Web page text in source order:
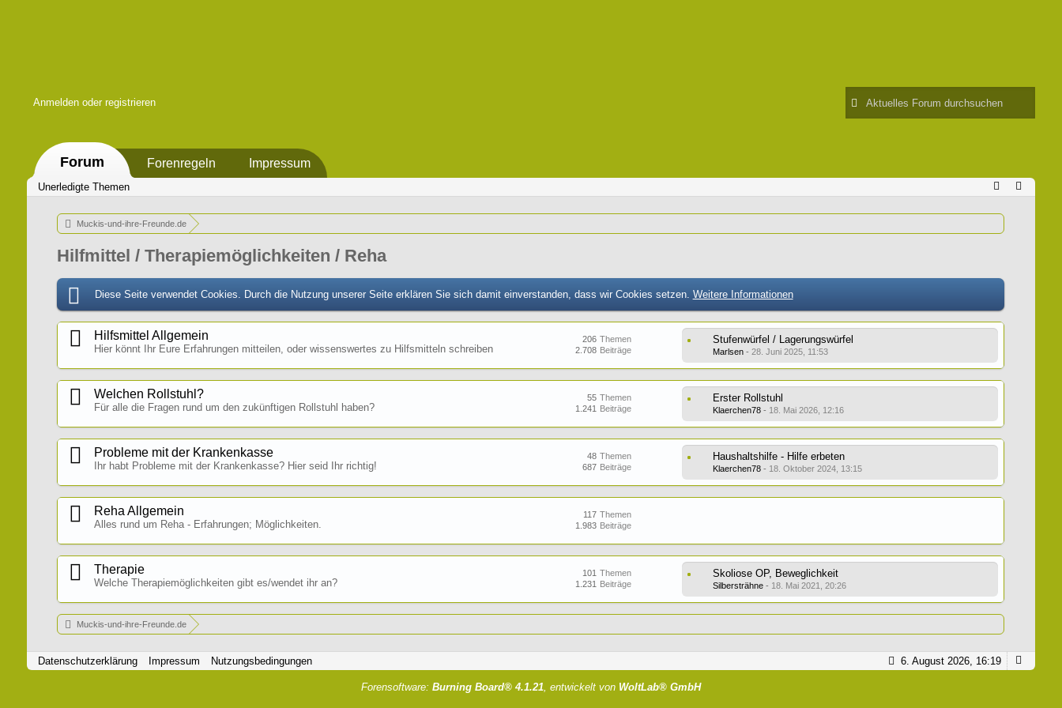
Anmelden oder registrieren
Forum Forenregeln Impressum
Unerledigte Themen
Muckis-und-ihre-Freunde.de
Hilfmittel / Therapiemöglichkeiten / Reha
Diese Seite verwendet Cookies. Durch die Nutzung unserer Seite erklären Sie sich damit einverstanden, dass wir Cookies setzen. Weitere Informationen
Hilfsmittel Allgemein
Hier könnt Ihr Eure Erfahrungen mitteilen, oder wissenswertes zu Hilfsmitteln schreiben
Themen
206
Beiträge
2.708
Stufenwürfel / Lagerungswürfel
Marlsen- 28. Juni 2025, 11:53
Welchen Rollstuhl?
Für alle die Fragen rund um den zukünftigen Rollstuhl haben?
Themen
55
Beiträge
1.241
Erster Rollstuhl
Klaerchen78- 18. Mai 2026, 12:16
Probleme mit der Krankenkasse
Ihr habt Probleme mit der Krankenkasse? Hier seid Ihr richtig!
Themen
48
Beiträge
687
Haushaltshilfe - Hilfe erbeten
Klaerchen78- 18. Oktober 2024, 13:15
Reha Allgemein
Alles rund um Reha - Erfahrungen; Möglichkeiten.
Themen
117
Beiträge
1.983
Therapie
Welche Therapiemöglichkeiten gibt es/wendet ihr an?
Themen
101
Beiträge
1.231
Skoliose OP, Beweglichkeit
Silbersträhne- 18. Mai 2021, 20:26
Muckis-und-ihre-Freunde.de
Datenschutzerklärung Impressum Nutzungsbedingungen 6. August 2026, 16:19
Forensoftware: Burning Board® 4.1.21, entwickelt von WoltLab® GmbH